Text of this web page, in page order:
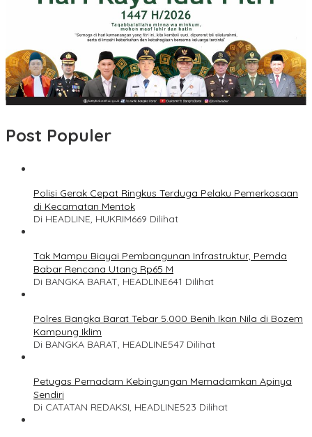
Post Populer
Polisi Gerak Cepat Ringkus Terduga Pelaku Pemerkosaan
di Kecamatan Mentok
Di HEADLINE, HUKRIM669 Dilihat
Tak Mampu Biayai Pembangunan Infrastruktur, Pemda
Babar Rencana Utang Rp65 M
Di BANGKA BARAT, HEADLINE641 Dilihat
Polres Bangka Barat Tebar 5.000 Benih Ikan Nila di Bozem
Kampung Iklim
Di BANGKA BARAT, HEADLINE547 Dilihat
Petugas Pemadam Kebingungan Memadamkan Apinya
Sendiri
Di CATATAN REDAKSI, HEADLINE523 Dilihat